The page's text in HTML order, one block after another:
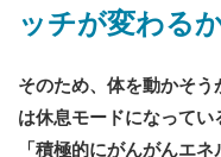
ッチが変わる
そのため、体を動かそ
は休息モードになってい
「積極的にがんがんエ